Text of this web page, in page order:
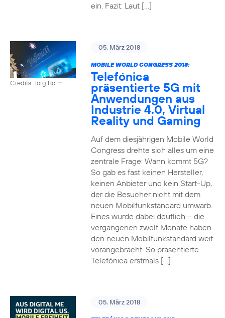
ein. Fazit: Laut […]
Credits: Jörg Borm
05. März 2018
MOBILE WORLD CONGRESS 2018:
Telefónica
präsentierte 5G mit
Anwendungen aus
Industrie 4.0, Virtual
Reality und Gaming
Auf dem diesjährigen Mobile World
Congress drehte sich alles um eine
zentrale Frage: Wann kommt 5G?
So gab es fast keinen Hersteller,
keinen Anbieter und kein Start-Up,
der die Besucher nicht mit dem
neuen Mobilfunkstandard umwarb.
Eines wurde dabei deutlich – die
vergangenen zwölf Monate haben
den neuen Mobilfunkstandard weit
vorangebracht. So präsentierte
Telefónica erstmals […]
05. März 2018